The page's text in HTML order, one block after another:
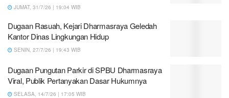
JUMAT, 31/7/26 | 19:04 WIB
Dugaan Rasuah, Kejari Dharmasraya Geledah
Kantor Dinas Lingkungan Hidup
SENIN, 27/7/26 | 19:43 WIB
Dugaan Pungutan Parkir di SPBU Dharmasraya
Viral, Publik Pertanyakan Dasar Hukumnya
SELASA, 14/7/26 | 17:05 WIB